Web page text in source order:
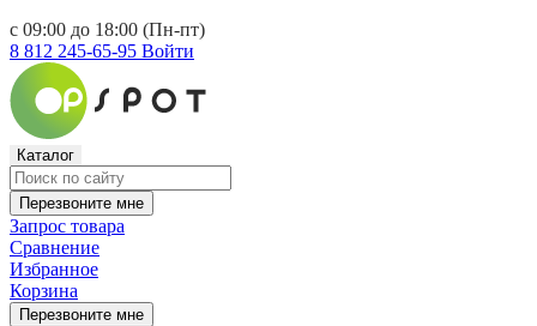
с 09:00 до 18:00 (Пн-пт)
8 812 245-65-95 Войти
Каталог
Перезвоните мне
Запрос товара
Сравнение
Избранное
Корзина
Перезвоните мне